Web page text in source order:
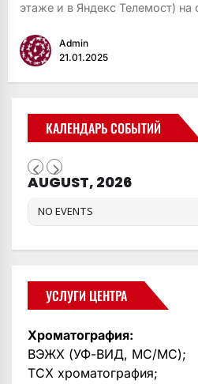
этаже и в Яндекс Телемост) на
Admin
21.01.2025
КАЛЕНДАРЬ СОБЫТИЙ
AUGUST, 2026
NO EVENTS
УСЛУГИ ЦЕНТРА
Хроматография:
ВЭЖХ (УФ-ВИД, МС/МС);
ТСХ хроматография;